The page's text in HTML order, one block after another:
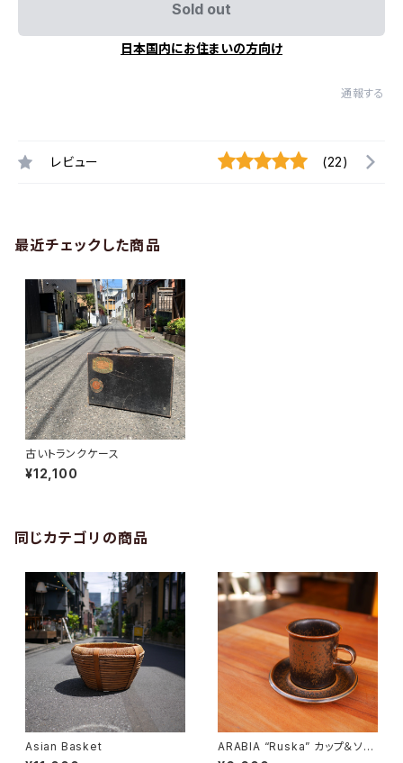
Sold out
日本国内にお住まいの方向け
通報する
レビュー (22)
最近チェックした商品
古いトランクケース
¥12,100
同じカテゴリの商品
Asian Basket
ARABIA “Ruska” カップ＆ソー
サー